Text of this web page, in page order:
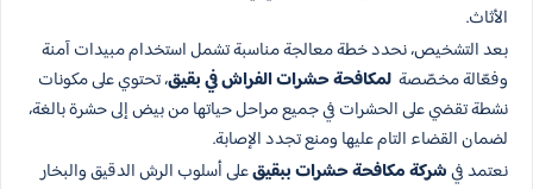
الأثاث.
بعد التشخيص، نحدد خطة معالجة مناسبة تشمل استخدام مبيدات آمنة
وفعّالة مخصّصة لمكافحة حشرات الفراش في بقيق، تحتوي على مكونات
نشطة تقضي على الحشرات في جميع مراحل حياتها من بيض إلى حشرة بالغة،
لضمان القضاء التام عليها ومنع تجدد الإصابة.
نعتمد فيشركة مكافحة حشرات ببقيقعلى أسلوب الرش الدقيق والبخار